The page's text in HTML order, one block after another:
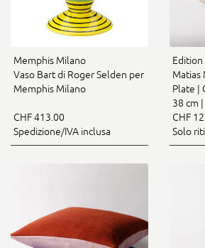
Memphis Milano
Vaso Bart di Roger Selden per
Memphis Milano
CHF 413.00
Spedizione/IVA inclusa
Matias
Plate |
38 cm
CHF
Solo